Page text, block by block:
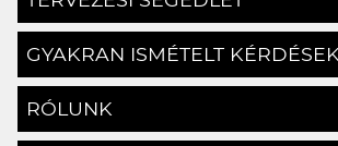
GYAKRAN ISMÉTELT KÉRDÉSEK
RÓLUNK
ÜGYFÉLSZOLGÁLAT